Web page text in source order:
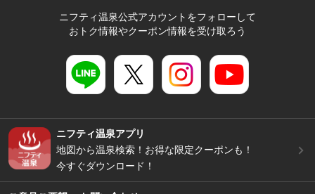
ニフティ温泉公式アカウントをフォローして
おトク情報やクーポン情報を受け取ろう
ニフティ温泉アプリ
地図から温泉検索！お得な限定クーポンも！
今すぐダウンロード！